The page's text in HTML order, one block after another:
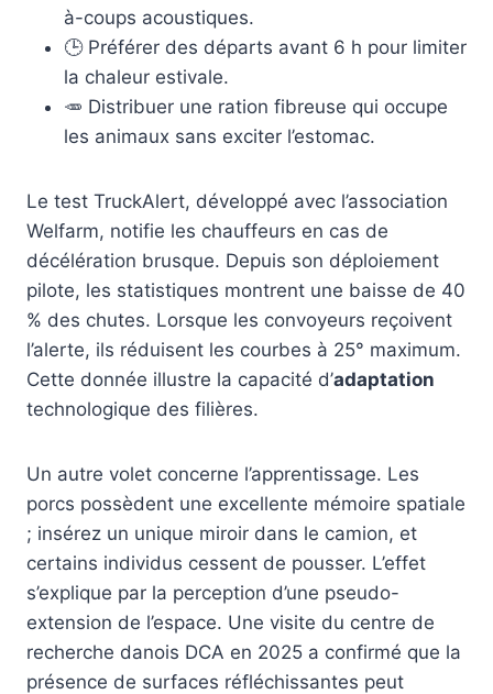
à-coups acoustiques.
🕒 Préférer des départs avant 6 h pour limiter
la chaleur estivale.
🥕 Distribuer une ration fibreuse qui occupe
les animaux sans exciter l’estomac.
Le test TruckAlert, développé avec l’association
Welfarm, notifie les chauffeurs en cas de
décélération brusque. Depuis son déploiement
pilote, les statistiques montrent une baisse de 40
% des chutes. Lorsque les convoyeurs reçoivent
l’alerte, ils réduisent les courbes à 25° maximum.
Cette donnée illustre la capacité d’adaptation
technologique des filières.
Un autre volet concerne l’apprentissage. Les
porcs possèdent une excellente mémoire spatiale
; insérez un unique miroir dans le camion, et
certains individus cessent de pousser. L’effet
s’explique par la perception d’une pseudo-
extension de l’espace. Une visite du centre de
recherche danois DCA en 2025 a confirmé que la
présence de surfaces réfléchissantes peut